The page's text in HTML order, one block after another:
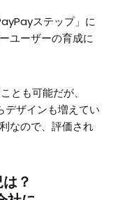
ステップ」に
ユーザーの育成に
とも可能だが、
デザインも増えてい
なので、評価され
？